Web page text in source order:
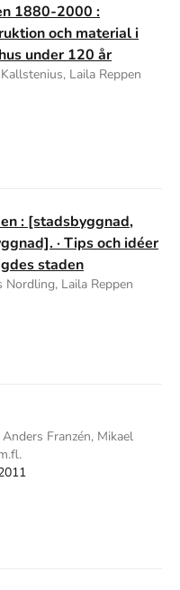
1880-2000 :
och material i
under 120 år
Laila Reppen
: [stadsbyggnad,
· Tips och idéer
staden
Nordling, Laila Reppen
Franzén, Mikael